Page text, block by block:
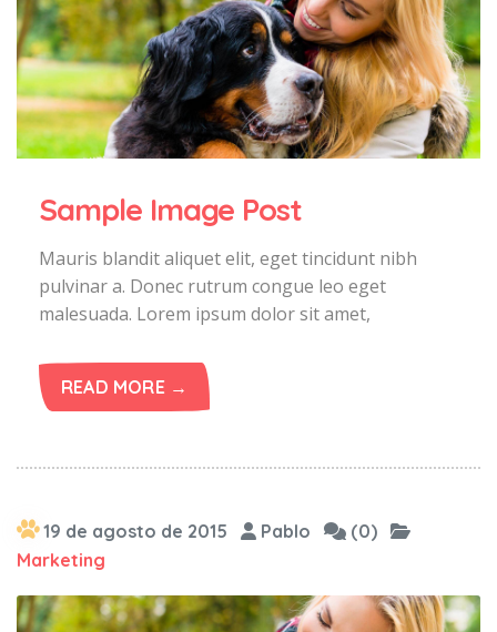
Sample Image Post
Mauris blandit aliquet elit, eget tincidunt nibh
pulvinar a. Donec rutrum congue leo eget
malesuada. Lorem ipsum dolor sit amet,
READ MORE →
19 de agosto de 2015 Pablo
(0)
Marketing